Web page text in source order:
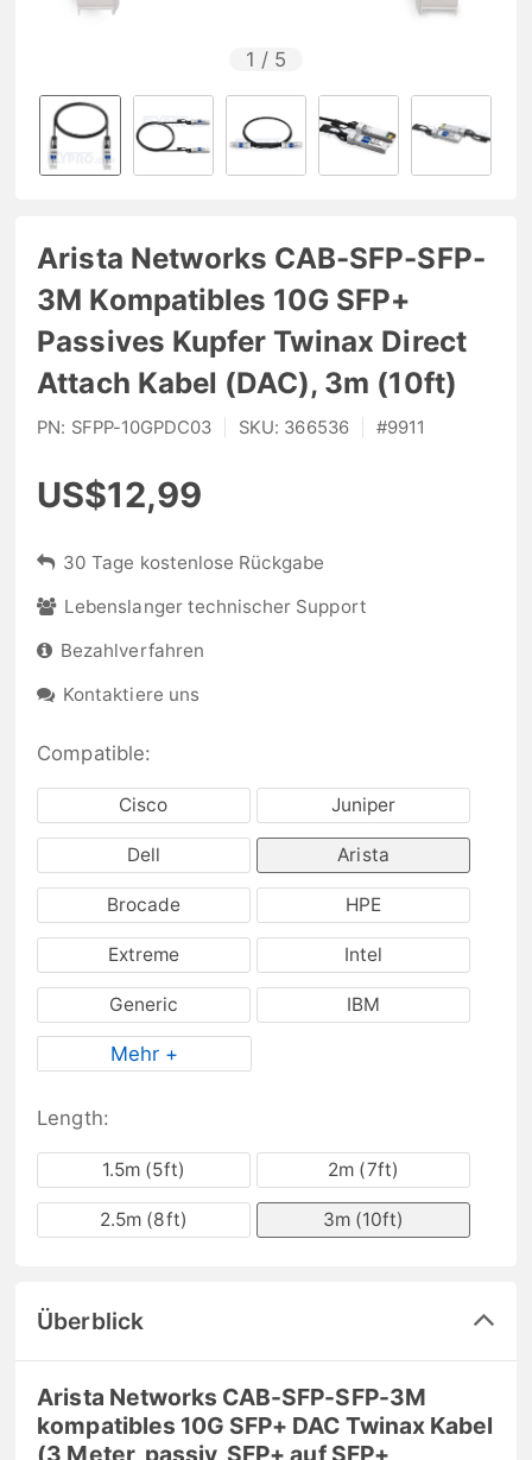
1 / 5
Arista Networks CAB-SFP-SFP-
3M Kompatibles 10G SFP+
Passives Kupfer Twinax Direct
Attach Kabel (DAC), 3m (10ft)
PN: SFPP-10GPDC03 SKU: 366536 #9911
US$12,99
30 Tage kostenlose Rückgabe
Lebenslanger technischer Support
Bezahlverfahren
Kontaktiere uns
Compatible:
Cisco Juniper
Dell Arista
Brocade HPE
Extreme Intel
Generic IBM
Mehr +
Length:
1.5m (5ft) 2m (7ft)
2.5m (8ft) 3m (10ft)
Überblick
Arista Networks CAB-SFP-SFP-3M
kompatibles 10G SFP+ DAC Twinax Kabel
(3 Meter, passiv, SFP+ auf SFP+,